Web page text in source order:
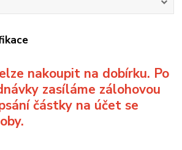
nakoupit na dobírku. Po
zasíláme zálohovou
částky na účet se